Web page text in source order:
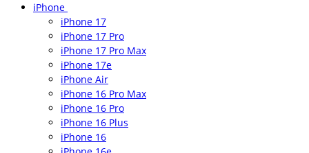
iPhone
iPhone 17
iPhone 17 Pro
iPhone 17 Pro Max
iPhone 17e
iPhone Air
iPhone 16 Pro Max
iPhone 16 Pro
iPhone 16 Plus
iPhone 16